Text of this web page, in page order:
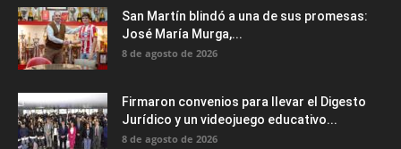
San Martín blindó a una de sus promesas:
José María Murga,...
8 de agosto de 2026
Firmaron convenios para llevar el Digesto
Jurídico y un videojuego educativo...
8 de agosto de 2026